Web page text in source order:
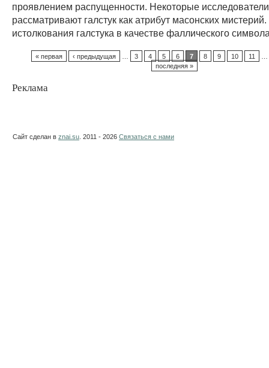
проявлением распущенности. Некоторые исследователи
рассматривают галстук как атрибут масонских
истолкования галстука в качестве фаллического
« первая ‹ предыдущая 3 4 5 6 7 8 9 10 11
последняя »
Реклама
Сайт сделан в znai.su . 2011 - 2026 Связаться с нами